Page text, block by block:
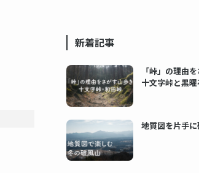
新着記事
「峠」の理由
十文字峠と黒
地質図を片手